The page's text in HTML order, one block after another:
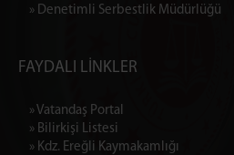
» Denetimli Serbestlik Müdürlüğü
FAYDALI LİNKLER
» Vatandaş Portal
» Bilirkişi Listesi
» Kdz. Ereğli Kaymakamlığı